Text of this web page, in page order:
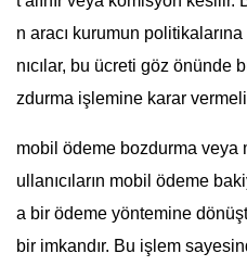
n aracı kurumun
nıcılar, bu ücreti göz önünde
zdurma işlemine karar
mobil ödeme bozdurma veya
ullanıcıların mobil ödeme
a bir ödeme yöntemine
bir imkandır. Bu işlem